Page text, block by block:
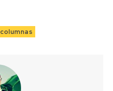
columnas